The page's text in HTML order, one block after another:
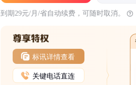
到期29元/月/省自动续费，可随时取消。
标讯详情查看
关键电话直连